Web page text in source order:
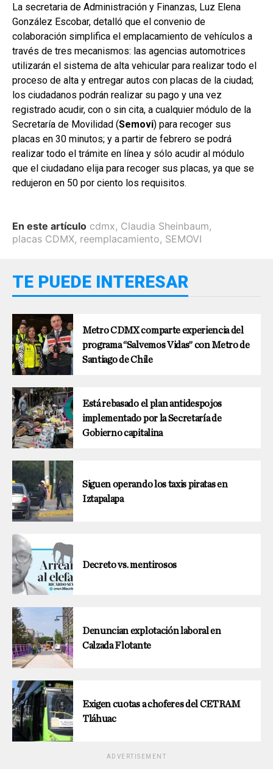
La secretaria de Administración y Finanzas, Luz Elena
González Escobar, detalló que el convenio de
colaboración simplifica el emplacamiento de vehículos a
través de tres mecanismos: las agencias automotrices
utilizarán el sistema de alta vehicular para realizar todo el
proceso de alta y entregar autos con placas de la ciudad;
los ciudadanos podrán realizar su pago y una vez
registrado acudir, con o sin cita, a cualquier módulo de la
Secretaría de Movilidad (Semovi) para recoger sus
placas en 30 minutos; y a partir de febrero se podrá
realizar todo el trámite en línea y sólo acudir al módulo
que el ciudadano elija para recoger sus placas, ya que se
redujeron en 50 por ciento los requisitos.
En este artículo cdmx, Claudia Sheinbaum,
placas CDMX, reemplacamiento, SEMOVI
TE PUEDE INTERESAR
Metro CDMX comparte experiencia del
programa “Salvemos Vidas” con Metro de
Santiago de Chile
Está rebasado el plan antidespojos
implementado por la Secretaría de
Gobierno capitalina
Siguen operando los taxis piratas en
Iztapalapa
Decreto vs. mentirosos
Denuncian explotación laboral en
Calzada Flotante
Exigen cuotas a choferes del CETRAM
Tláhuac
ADVERTISEMENT